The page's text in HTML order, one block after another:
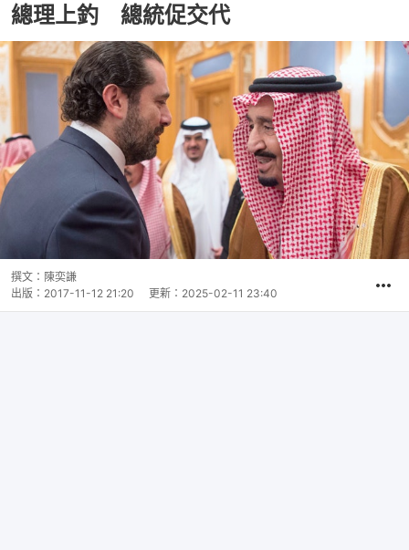
總理上釣 總統促交代
撰文： 陳奕謙
出版： 2017-11-12 21:20 更新： 2025-02-11 23:40